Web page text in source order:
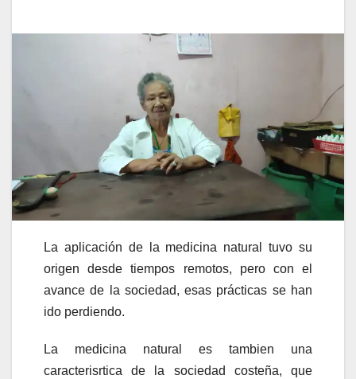
La aplicación de la medicina natural tuvo su
origen desde tiempos remotos, pero con el
avance de la sociedad, esas prácticas se han
ido perdiendo.
La medicina natural es tambien una
caracterisrtica de la sociedad costeña, que